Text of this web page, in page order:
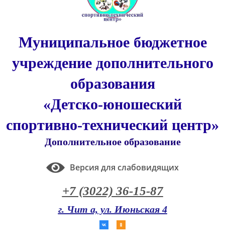
Муниципальное бюджетное
учреждение дополнительного
образования
«Детско-юношеский
спортивно-технический центр»
Дополнительное образование
+7 (3022) 36-15-87
Версия для слабовидящих
г. Чит а, ул. Июньская 4